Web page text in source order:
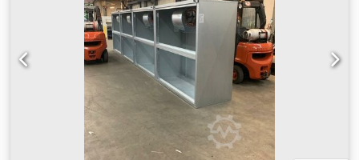
mm 深さ：900mm 二重ろ過: ペーパー フィルター + ろ過 ペイ
ントストップフィルターマットオーバー ターミナルストリップ
(+180,- EUR net) オプション/追加価格のための。 角から丸へ
の移行: 150,- EUR net Djdefr T Emspfx Akiock ペイントスト
ップフィルターマットのターミナルストリップ。180,- EURネ
ット ヒンジ付きサイドバッフルプレート: 590,- EUR net 写真
は異なる場合があります。 我々はまた、供給空気システム、熱
交換器、供給空気の天井、配管などを備えた完全な噴霧室を提
供することができます。 お問い合わせください。